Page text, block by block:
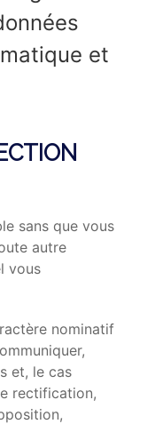
et
sans que vous
autre
vous
nominatif
et, le cas
rectification,